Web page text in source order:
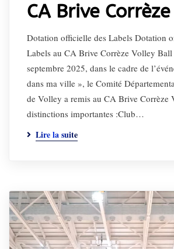
CA Brive
Dotation officielle des Labels Dotation
Labels au CA Brive Corrèze Volley Ball
septembre 2025, dans le cadre de
dans ma ville », le Comité
de Volley a remis au CA Brive Corrèze
distinctions importantes :Club…
Lire la suite